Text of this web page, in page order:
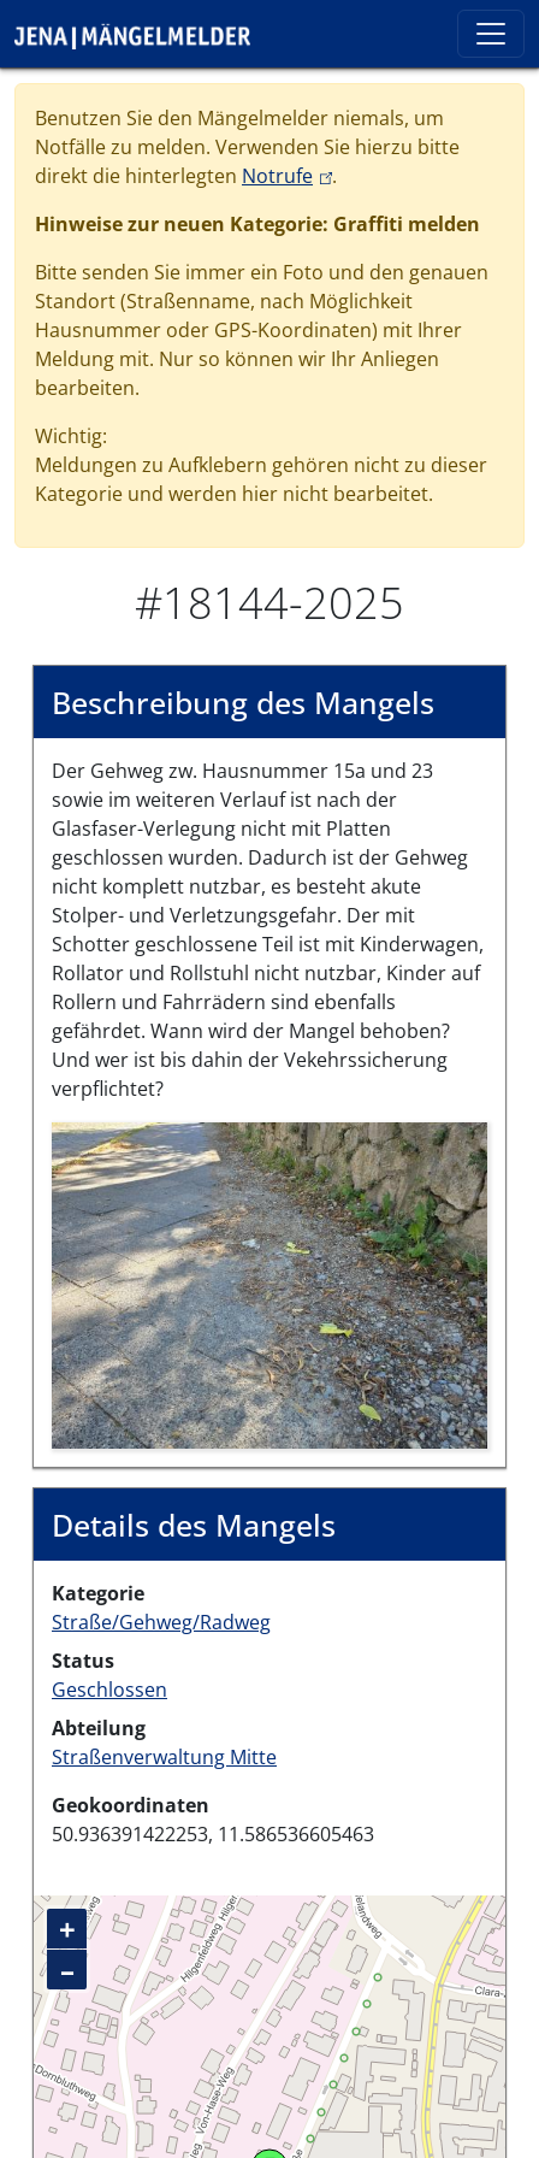
Benutzen Sie den Mängelmelder niemals, um
Notfälle zu melden. Verwenden Sie hierzu bitte
direkt die hinterlegten Notrufe(link is external)
.
Hinweise zur neuen Kategorie: Graffiti melden
Bitte senden Sie immer ein Foto und den genauen
Standort (Straßenname, nach Möglichkeit
Hausnummer oder GPS-Koordinaten) mit Ihrer
Meldung mit. Nur so können wir Ihr Anliegen
bearbeiten.
Wichtig:
Meldungen zu Aufklebern gehören nicht zu dieser
Kategorie und werden hier nicht bearbeitet.
#18144-2025
Beschreibung des Mangels
Der Gehweg zw. Hausnummer 15a und 23
sowie im weiteren Verlauf ist nach der
Glasfaser-Verlegung nicht mit Platten
geschlossen wurden. Dadurch ist der Gehweg
nicht komplett nutzbar, es besteht akute
Stolper- und Verletzungsgefahr. Der mit
Schotter geschlossene Teil ist mit Kinderwagen,
Rollator und Rollstuhl nicht nutzbar, Kinder auf
Rollern und Fahrrädern sind ebenfalls
gefährdet. Wann wird der Mangel behoben?
Und wer ist bis dahin der Vekehrssicherung
verpflichtet?
Bilder des Mangels
Details des Mangels
Kategorie
Straße/Gehweg/Radweg
Status
Geschlossen
Abteilung
Straßenverwaltung Mitte
Geokoordinaten
50.936391422253, 11.586536605463
+
–